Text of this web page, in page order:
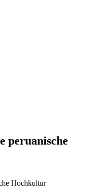
peruanische